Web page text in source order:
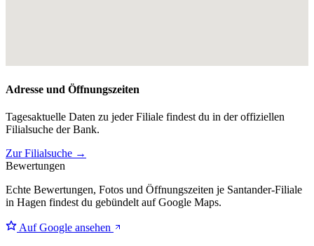
Adresse und Öffnungszeiten
Tagesaktuelle Daten zu jeder Filiale findest du in der offiziellen
Filialsuche der Bank.
Zur Filialsuche →
Bewertungen
Echte Bewertungen, Fotos und Öffnungszeiten je Santander-Filiale
in Hagen findest du gebündelt auf Google Maps.
Auf Google ansehen